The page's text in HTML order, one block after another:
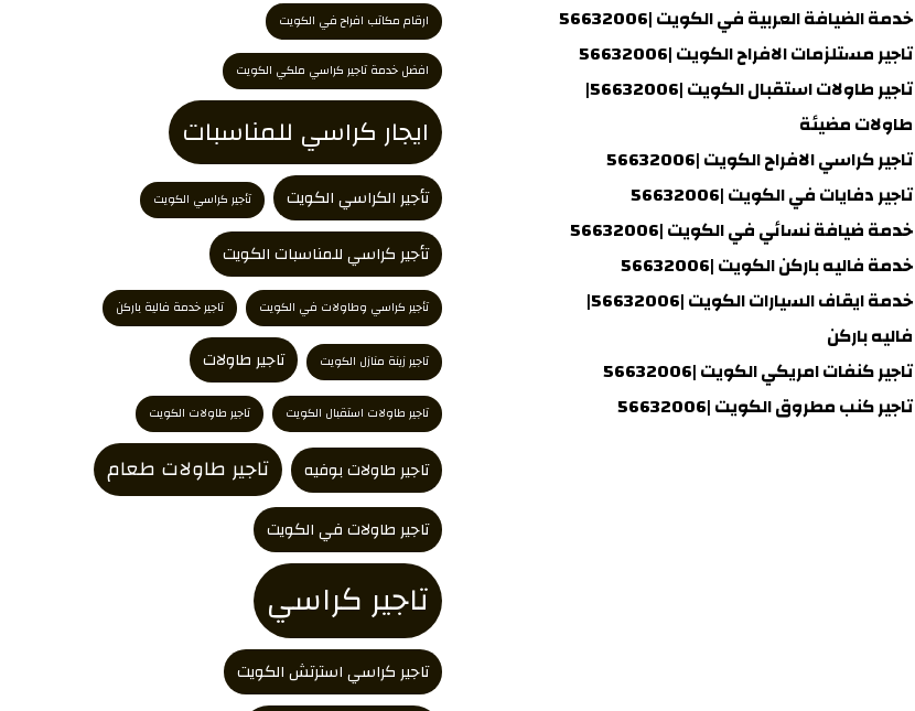
خدمة الضيافة العربية في الكويت |56632006
تاجير مستلزمات الافراح الكويت |56632006
تاجير طاولات استقبال الكويت |56632006|
طاولات مضيئة
تاجير كراسي الافراح الكويت |56632006
تاجير دفايات في الكويت |56632006
خدمة ضيافة نسائي في الكويت |56632006
خدمة فاليه باركن الكويت |56632006
خدمة ايقاف السيارات الكويت |56632006|
فاليه باركن
تاجير كنفات امريكي الكويت |56632006
تاجير كنب مطروق الكويت |56632006
ارقام مكاتب افراح في الكويت
افضل خدمة تاجير كراسي ملكي الكويت
ايجار كراسي للمناسبات
تأجير الكراسي الكويت تأجير كراسي الكويت
تأجير كراسي للمناسبات الكويت
تأجير كراسي وطاولات في الكويت تاجير خدمة فالية باركن
تاجير زينة منازل الكويت تاجير طاولات
تاجير طاولات استقبال الكويت تاجير طاولات الكويت
تاجير طاولات بوفيه تاجير طاولات طعام
تاجير طاولات في الكويت
تاجير كراسي
تاجير كراسي استرتش الكويت